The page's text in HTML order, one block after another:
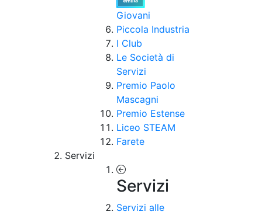
Giovani
Piccola Industria
I Club
Le Società di
Servizi
Premio Paolo
Mascagni
Premio Estense
Liceo STEAM
Farete
Servizi
Servizi
Servizi alle